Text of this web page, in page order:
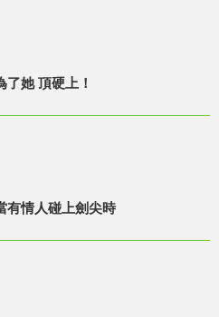
了她 頂硬上！
有情人碰上劍尖時